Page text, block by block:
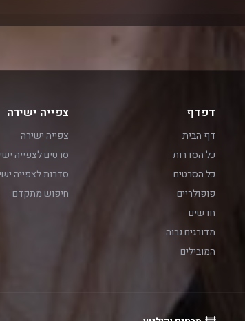
דפדף
דף הבית
כל הסדרות
כל הסרטים
פופולריים
חדשים
מדורגים גבוה
המובילים
צפייה ישירה
צפייה ישירה
סרטים לצפייה
סדרות לצפייה
חיפוש מתקדם